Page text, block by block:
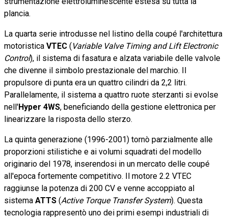
plancia.
La quarta serie introdusse nel listino della coupé l'architettura
motoristica VTEC (Variable Valve Timing and Lift Electronic
Control), il sistema di fasatura e alzata variabile delle valvole
che divenne il simbolo prestazionale del marchio. Il
propulsore di punta era un quattro cilindri da 2,2 litri.
Parallelamente, il sistema a quattro ruote sterzanti si evolse
nell'Hyper 4WS, beneficiando della gestione elettronica per
linearizzare la risposta dello sterzo.
La quinta generazione (1996-2001) tornò parzialmente alle
proporzioni stilistiche e ai volumi squadrati del modello
originario del 1978, inserendosi in un mercato delle coupé
all'epoca fortemente competitivo. Il motore 2.2 VTEC
raggiunse la potenza di 200 CV e venne accoppiato al
sistema ATTS (Active Torque Transfer System). Questa
tecnologia rappresentò uno dei primi esempi industriali di